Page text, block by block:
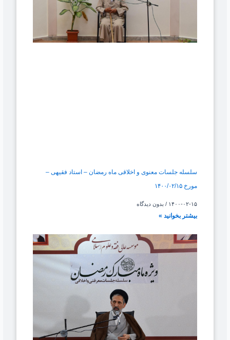
سلسله جلسات معنوی و اخلاقی ماه رمضان – استاد فقیهی –
مورخ ۱۴۰۰/۰۲/۱۵
۱۴۰۰-۰۲-۱۵ بدون دیدگاه
بیشتر بخوانید »